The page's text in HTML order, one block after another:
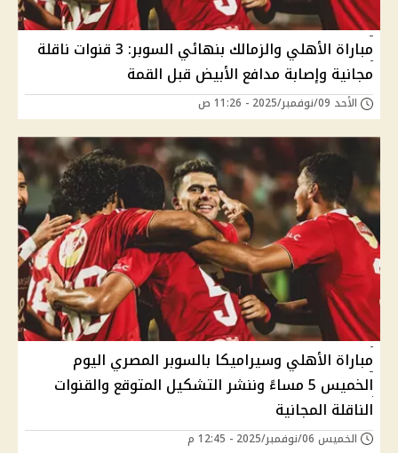
مباراة الأهلي والزمالك بنهائي السوبر: 3 قنوات ناقلة
مجانية وإصابة مدافع الأبيض قبل القمة
الأحد 09/نوفمبر/2025 - 11:26 ص
مباراة الأهلي وسيراميكا بالسوبر المصري اليوم
الخميس 5 مساءً وننشر التشكيل المتوقع والقنوات
الناقلة المجانية
الخميس 06/نوفمبر/2025 - 12:45 م